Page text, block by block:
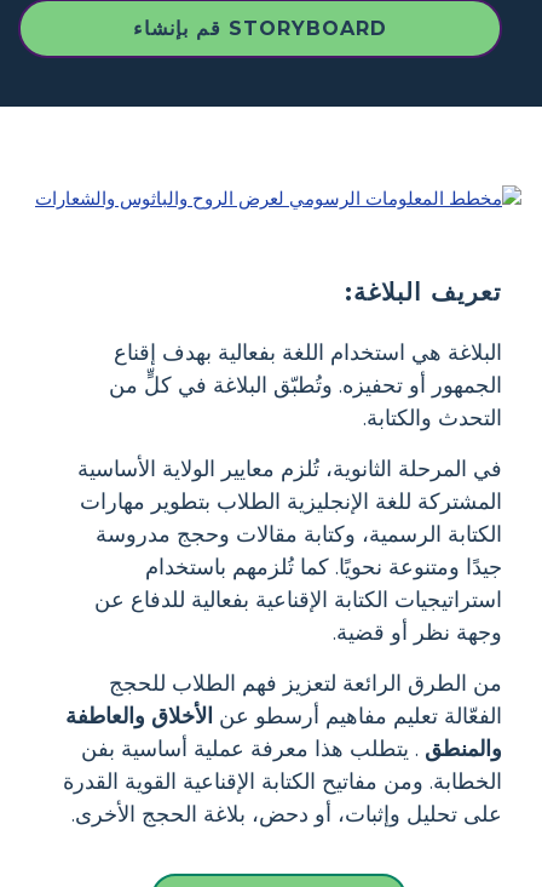
قم بإنشاء STORYBOARD
تعريف البلاغة:
البلاغة هي استخدام اللغة بفعالية بهدف إقناع
الجمهور أو تحفيزه. وتُطبّق البلاغة في كلٍّ من
التحدث والكتابة.
في المرحلة الثانوية، تُلزم معايير الولاية الأساسية
المشتركة للغة الإنجليزية الطلاب بتطوير مهارات
الكتابة الرسمية، وكتابة مقالات وحجج مدروسة
جيدًا ومتنوعة نحويًا. كما تُلزمهم باستخدام
استراتيجيات الكتابة الإقناعية بفعالية للدفاع عن
وجهة نظر أو قضية.
من الطرق الرائعة لتعزيز فهم الطلاب للحجج
الفعّالة تعليم مفاهيم أرسطو عن الأخلاق والعاطفة
والمنطق . يتطلب هذا معرفة عملية أساسية بفن
الخطابة. ومن مفاتيح الكتابة الإقناعية القوية القدرة
على تحليل وإثبات، أو دحض، بلاغة الحجج الأخرى.